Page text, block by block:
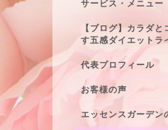
サービス・メニュー
【ブログ】カラダと
す五感ダイエットラ
代表プロフィール
お客様の声
エッセンスガーデン